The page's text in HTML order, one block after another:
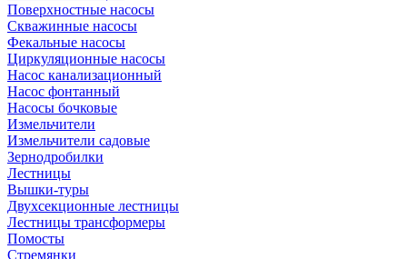
Поверхностные насосы
Скважинные насосы
Фекальные насосы
Циркуляционные насосы
Насос канализационный
Насос фонтанный
Насосы бочковые
Измельчители
Измельчители садовые
Зернодробилки
Лестницы
Вышки-туры
Двухсекционные лестницы
Лестницы трансформеры
Помосты
Стремянки